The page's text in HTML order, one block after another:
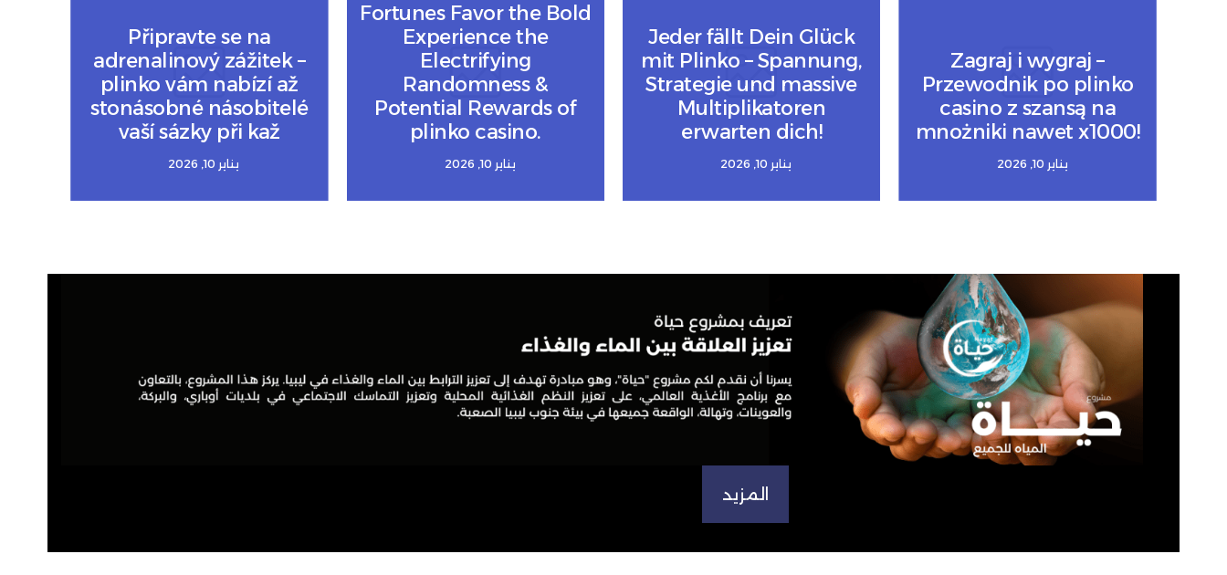
Zagraj i wygraj –
Przewodnik po plinko
casino z szansą na
mnożniki nawet x1000!
يناير 10, 2026
Jeder fällt Dein Glück
mit Plinko – Spannung,
Strategie und massive
Multiplikatoren
erwarten dich!
يناير 10, 2026
Fortunes Favor the Bold
Experience the
Electrifying
Randomness &
Potential Rewards of
plinko casino.
يناير 10, 2026
Připravte se na
adrenalinový zážitek –
plinko vám nabízí až
stonásobné násobitelé
vaší sázky při kaž
يناير 10, 2026
المزيد